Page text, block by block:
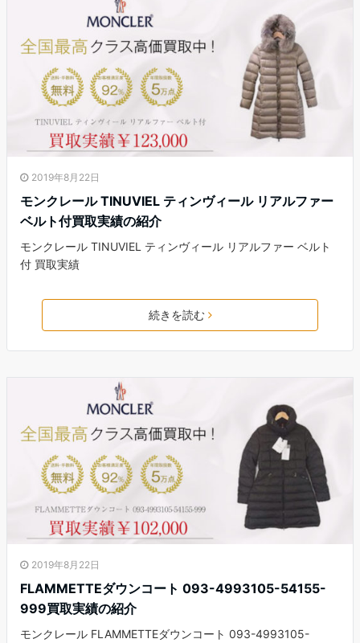
2019年8月22日
モンクレール TINUVIEL ティンヴィール リアルファー
ベルト付買取実績の紹介
モンクレール TINUVIEL ティンヴィール リアルファー ベルト
付 買取実績
続きを読む
2019年8月22日
FLAMMETTEダウンコート 093-4993105-54155-
999買取実績の紹介
モンクレール FLAMMETTEダウンコート 093-4993105-